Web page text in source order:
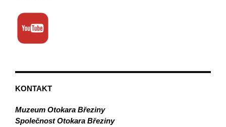
KONTAKT
Muzeum Otokara Březiny
Společnost Otokara Březiny